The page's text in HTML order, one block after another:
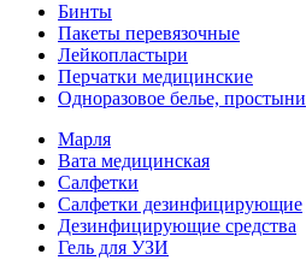
Бинты
Пакеты перевязочные
Лейкопластыри
Перчатки медицинские
Одноразовое белье, простыни
Марля
Вата медицинская
Салфетки
Салфетки дезинфицирующие
Дезинфицирующие средства
Гель для УЗИ